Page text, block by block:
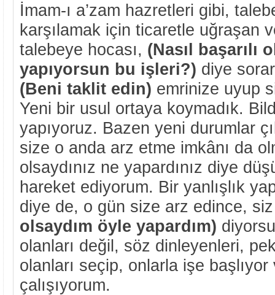
İmam-ı a’zam hazretleri gibi,
karşılamak için ticaretle uğraşan
talebeye hocası, (Nasıl
yapıyorsun bu işleri?) diye
(Beni taklit edin) emrinize uyup
Yeni bir usul ortaya koymadık.
yapıyoruz. Bazen yeni durumlar
size o anda arz etme imkânı da
olsaydınız ne yapardınız diye
hareket ediyorum. Bir yanlışlık
diye de, o gün size arz edince,
olsaydım öyle yapardım)
olanları değil, söz dinleyenleri,
olanları seçip, onlarla işe
çalışıyorum.